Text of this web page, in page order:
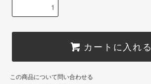
カートに入れる
この商品について問い合わせる